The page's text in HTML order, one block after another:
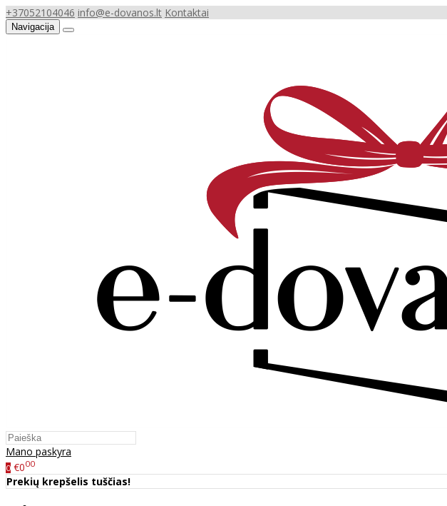
+37052104046 info@e-dovanos.lt Kontaktai
Navigacija
Mano paskyra
0 €000
Prekių krepšelis tuščias!